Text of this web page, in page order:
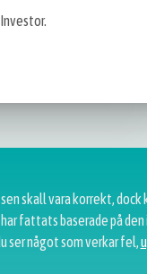
skall vara korrekt,
fattats baserade på
ser något som verkar fel,